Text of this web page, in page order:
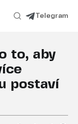
Telegram
to, aby
postaví